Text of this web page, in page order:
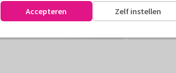
Zelf instellen
Accepteren